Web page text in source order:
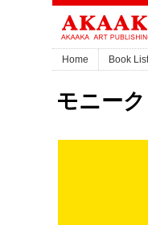
Home Book List
モニー